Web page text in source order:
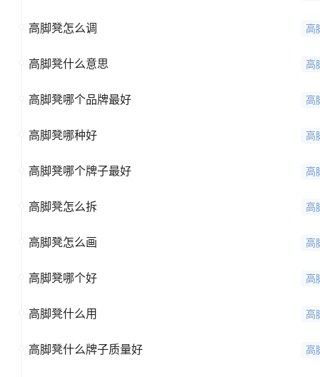
高脚凳怎么调 高
高脚凳什么意思 高
高脚凳哪个品牌最好 高
高脚凳哪种好 高
高脚凳哪个牌子最好 高
高脚凳怎么拆 高
高脚凳怎么画 高
高脚凳哪个好 高
高脚凳什么用 高
高脚凳什么牌子质量好 高